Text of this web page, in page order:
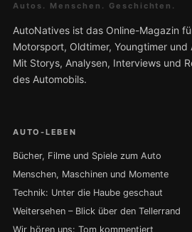
Autos. Menschen. Geschichten.
AutoNatives ist das Online-Magazin
Motorsport, Oldtimer, Youngtimer
Mit Storys, Analysen, Interviews und
des Automobils.
AUTO-LEBEN
Bücher, Filme und Spiele zum Auto
Menschen, Maschinen und Momente
Technik: Unter die Haube geschaut
Weitersehen – Blick über den Tellerrand
Wir hören uns: Tom kommentiert